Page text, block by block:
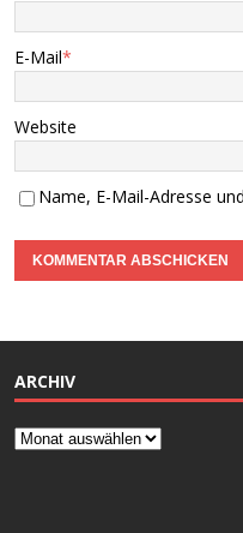
E-Mail*
Website
Name, E-Mail-Adresse
ARCHIV